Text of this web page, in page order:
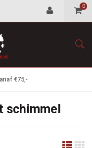
0
€75,-
schimmel